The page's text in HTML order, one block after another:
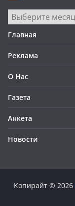
Архив
по
месяцам
Главная
Реклама
О Нас
Газета
Анкета
Новости
Копирайт © 2026